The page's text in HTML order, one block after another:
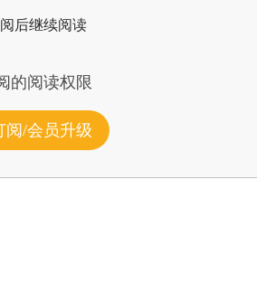
后继续阅读
的阅读权限
阅/会员升级